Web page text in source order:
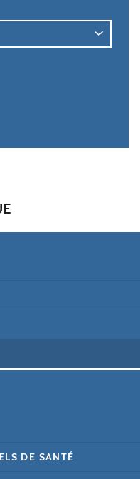
DE SANTÉ